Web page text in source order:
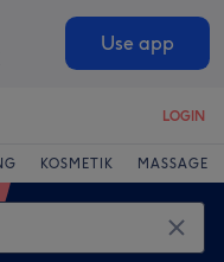
Use app
LOGIN
KOSMETIK MASSAGE